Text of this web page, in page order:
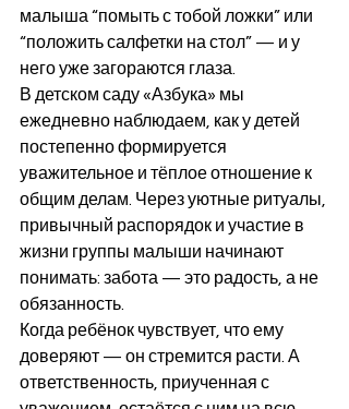
малыша “помыть с тобой ложки” или
“положить салфетки на стол” — и у
него уже загораются глаза.
В детском саду «Азбука» мы
ежедневно наблюдаем, как у детей
постепенно формируется
уважительное и тёплое отношение к
общим делам. Через уютные ритуалы,
привычный распорядок и участие в
жизни группы малыши начинают
понимать: забота — это радость, а не
обязанность.
Когда ребёнок чувствует, что ему
доверяют — он стремится расти. А
ответственность, приученная с